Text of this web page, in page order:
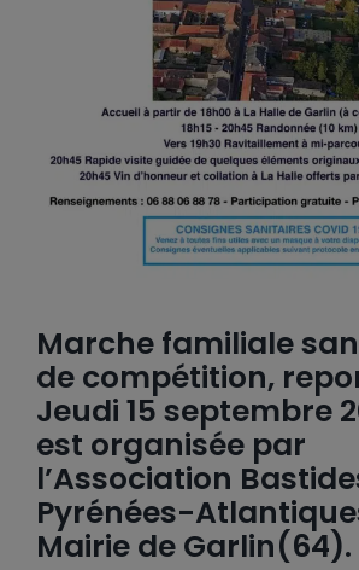
Marche familiale
de compétition,
Jeudi 15 septembre
est organisée par
l’Association
Pyrénées-
Mairie de Garlin(64).